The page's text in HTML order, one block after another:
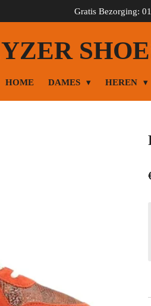
Gratis Bezorging:
HOME DAMES HEREN